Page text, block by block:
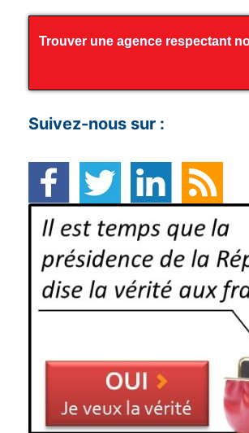
Trouver une agence respectant
Suivez-nous sur :